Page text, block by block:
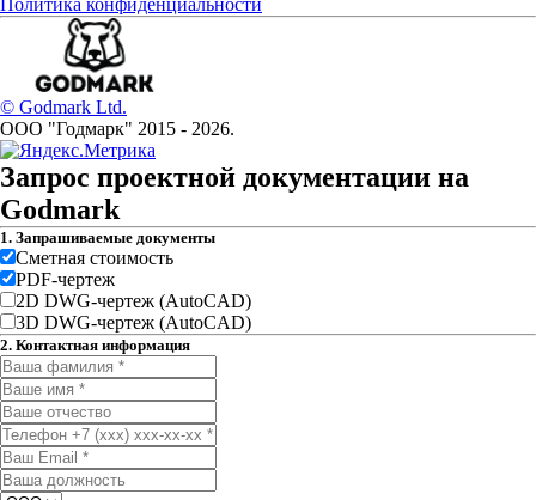
Политика конфиденциальности
© Godmark Ltd.
ООО "Годмарк" 2015 - 2026.
Запрос проектной документации на
Godmark
1. Запрашиваемые документы
Сметная стоимость
PDF-чертеж
2D DWG-чертеж (AutoCAD)
3D DWG-чертеж (AutoCAD)
2. Контактная информация